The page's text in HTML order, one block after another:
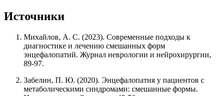
Источники
Михайлов, А. С. (2023). Современные подходы к
диагностике и лечению смешанных форм
энцефалопатий. Журнал неврологии и нейрохирургии,
89-97.
Забелин, П. Ю. (2020). Энцефалопатия у пациентов с
метаболическими синдромами: смешанные формы.